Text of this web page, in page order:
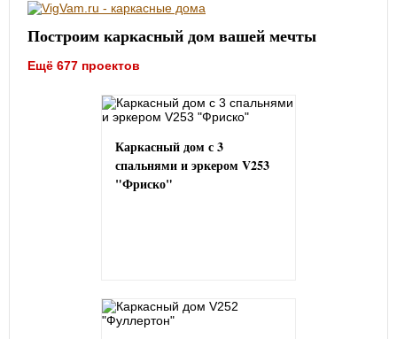
Построим каркасный дом вашей мечты
Ещё 677 проектов
Каркасный дом с 3
спальнями и эркером V253
"Фриско"